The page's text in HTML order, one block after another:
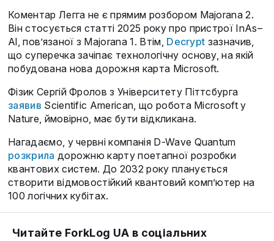
Коментар Легга не є прямим розбором Majorana 2.
Він стосується статті 2025 року про пристрої InAs–
Al, пов’язаної з Majorana 1. Втім, Decrypt зазначив,
що суперечка зачіпає технологічну основу, на якій
побудована нова дорожня карта Microsoft.
Фізик Сергій Фролов з Університету Піттсбурга
заявив Scientific American, що робота Microsoft у
Nature, ймовірно, має бути відкликана.
Нагадаємо, у червні компанія D-Wave Quantum
розкрила дорожню карту поетапної розробки
квантових систем. До 2032 року планується
створити відмовостійкий квантовий комп’ютер на
100 логічних кубітах.
Читайте ForkLog UA в соціальних